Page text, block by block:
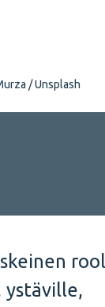
/ Unsplash
ystäville,